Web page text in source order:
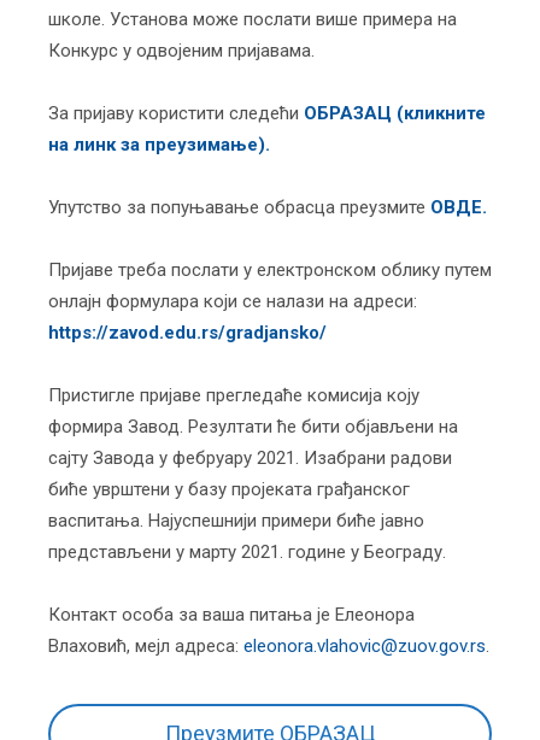
школе. Установа може послати више примера на
Конкурс у одвојеним пријавама.
За пријаву користити следећи ОБРАЗАЦ (кликните
на линк за преузимање).
Упутство за попуњавање обрасца преузмите ОВДЕ.
Пријаве треба послати у електронском облику путем
онлајн формулара који се налази на адреси:
https://zavod.edu.rs/gradjansko/
Пристигле приjаве прегледаће комисија коју
формира Завод. Резултати ће бити објављени на
сајту Завода у фебруару 2021. Изабрани радови
биће уврштени у базу пројеката грађанског
васпитања. Најуспешнији примери биће јавно
представљени у марту 2021. године у Београду.
Контакт особа за ваша питања је Елеонора
Влаховић, мејл адреса: eleonora.vlahovic@zuov.gov.rs.
Преузмите ОБРАЗАЦ